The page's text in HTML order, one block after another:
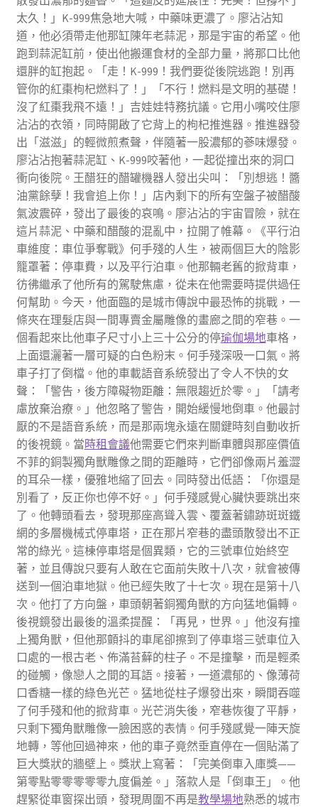
太久！」K-999焦急地大喊，中藥味更濃了。廖沾沾知
道，他必須帶走他那缸陳年老蒜泥，那是宇宙的希望。他
跑到蒜泥缸前，使出他搬運食材的全部力量，將那口比他
還胖的缸抱起。「走！K-999！我們要從後院逃跑！別再
管你的紅棗枸杞燃料了！」「不行！燃料是文明的基礎！
沒了紅棗我飛不遠！」吉娃娃特務抗議。它用小嘴咬住廖
沾沾的衣領，同時開啟了它背上的枸杞推進器。推進器發
出「滋滋」的輕微煎煮聲，伴隨著一股濃郁的蔘味爆發。
廖沾沾抱著蒜泥缸、K-999咬著他，一起從撞出來的洞口
衝向後院。王醋狂的醋罐機器人發出尖叫：「別想逃！醬
油黨餘孽！我會追上你！」店內剩下的所有空盤子被醋酸
氣波震碎，發出了最後的哀鳴。廖沾沾的宇宙冒險，就在
這片蒜泥、中藥和醋酸的混亂中，拉開了帷幕。《平行泊
車維度：車位爭奪戰》何手殘的人生，被兩個巨大的陰影
籠罩著：停車費，以及平行泊車。他那輛老舊的掀背車，
彷彿繼承了他所有的駕駛焦慮，從未在他需要時提供過任
何幫助。今天，他面臨的是城市傳說中最恐怖的挑戰，一
條夾在理髮店與一間專賣金屬雕像的畫廊之間的窄巷。一
個看起來比他車子尺寸小上三十公分的停瑜伽場地車格，
上面還灑著一層可疑的白色粉末。何手殘深吸一口氣。將
車子打了倒檔。他的車載語音系統發出了令人不快的女
聲：「警告，後方障礙物距離：無限趨近於零。」「請考
慮放棄治療。」他忽略了警告，開始緩慢地倒車。他最討
厭的不是語音系統，而是那兩塊永遠在關鍵時刻自動收折
的後視鏡。當時租會議他需要它們來判斷車體與那座價值
不菲的銅製獨角獸雕像之間的距離時，它們卻像兩片羞澀
的耳朵一樣，優雅地縮了回去。同時發出低語：「你還是
別看了，反正你也停不好。」何手殘感覺心臟快要跳出來
了。他轉頭看去，發現那座高聳入雲、覆蓋著鏽跡斑斑鐵
網的多層機械式停車塔，正在那片窄巷的盡頭散發出不正
常的綠光。這棟停車塔是個異類，它的三號車位始終空
著，並且傳說只要有人敢在它面前失敗十八次，就會被傳
送到一個泊車地獄。他已經失敗了十七次。現在是第十八
次。他打了方向盤，車頭朝著銅獨角獸的方向猛地偏轉。
後視鏡發出最後的溫柔提醒：「再見，世界。」他沒有撞
上獨角獸，但他那顫抖的車尾卻擦到了停車塔三號車位入
口處的一根古老、佈滿苔蘚的柱子。不是撞擊，而是輕柔
的碰觸，像戀人之間的耳語。接著，一道濃郁的、像薄荷
口香糖一樣的綠色光芒。猛地從柱子爆發出來，瞬間吞噬
了何手殘和他的掀背車。光芒消失後，窄巷恢復了平靜，
只剩下獨角獸雕像一臉困惑的表情。何手殘感覺一陣天旋
地轉，等他回過神來，他的車子竟然垂直停在一個貼滿了
巨大獎狀的牆壁上。獎狀上寫著：「完美倒車入庫獎——
第零點零零零零零九度偏差。」落款人是「倒車王」。他
趕緊從車窗探出頭，發現周圍不再是教學場地熟悉的城市